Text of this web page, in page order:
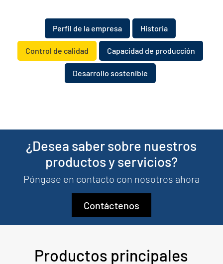
Perfil de la empresa ​​Historia
Control de calidad Capacidad de producción
Desarrollo sostenible
¿Desea saber sobre nuestros
productos y servicios?
Póngase en contacto con nosotros ahora
Contáctenos
Productos principales